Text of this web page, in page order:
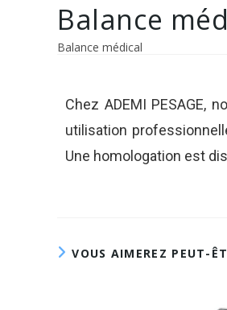
Balance
Balance médical
Chez ADEMI PESAGE,
utilisation
Une homologation est
VOUS AIMEREZ PEUT-